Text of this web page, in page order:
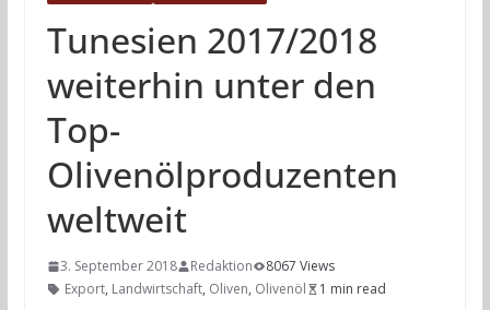
Tunesien 2017/2018
weiterhin unter den
Top-
Olivenölproduzenten
weltweit
3. September 2018 Redaktion
8067 Views
Export, Landwirtschaft, Oliven, Olivenöl 1 min read